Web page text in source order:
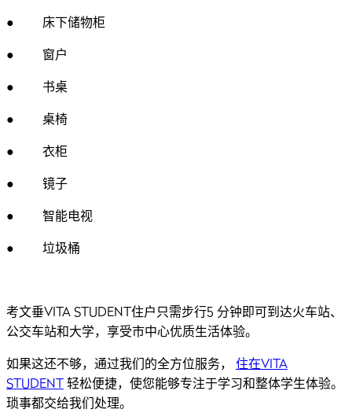
● 床下储物柜
● 窗户
● 书桌
● 桌椅
● 衣柜
● 镜子
● 智能电视
● 垃圾桶
考文垂VITA STUDENT住户只需步行5 分钟即可到达火车站、
公交车站和大学，享受市中心优质生活体验。
如果这还不够，通过我们的全方位服务， 住在VITA
STUDENT轻松便捷，使您能够专注于学习和整体学生体验。
琐事都交给我们处理。